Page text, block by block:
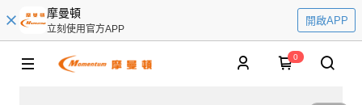
摩曼頓
立刻使用官方APP
開啟APP
0